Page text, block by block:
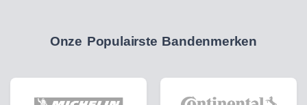
Onze Populairste Bandenmerken